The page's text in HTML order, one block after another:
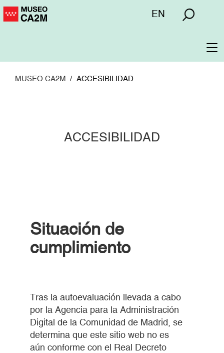
Pasar
Menú
EN
MUSEO CA2M ACCESIBILIDAD
ACCESIBILIDAD
Situación de
cumplimiento
Tras la autoevaluación llevada a cabo
por la Agencia para la Administración
Digital de la Comunidad de Madrid, se
determina que este sitio web no es
aún conforme con el Real Decreto